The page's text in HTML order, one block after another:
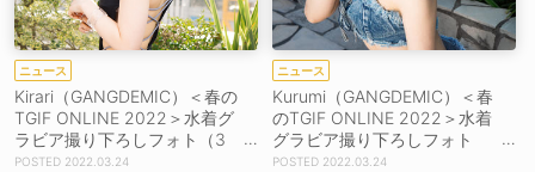
ニュース
Kirari（GANGDEMIC）＜春の
TGIF ONLINE 2022＞水着グ
ラビア撮り下ろしフォト（3
月24日）2022.03.24
ニュース
Kurumi（GANGDEMIC）＜春
のTGIF ONLINE 2022＞水着
グラビア撮り下ろしフォト
（3月24日）
2022.03.24